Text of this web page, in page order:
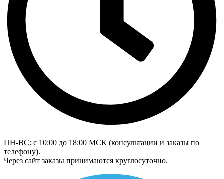
ПН-ВС: с 10:00 до 18:00 МСК (консультации и заказы по
телефону).
Через сайт заказы принимаются круглосуточно.